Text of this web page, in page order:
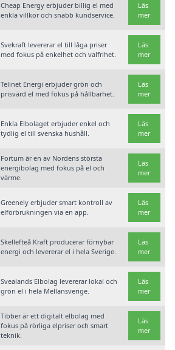
Cheap Energy erbjuder billig el med
enkla villkor och snabb kundservice.
Läs
mer
Svekraft levererar el till låga priser
med fokus på enkelhet och valfrihet.
Läs
mer
Telinet Energi erbjuder grön och
prisvärd el med fokus på hållbarhet.
Läs
mer
Enkla Elbolaget erbjuder enkel och
tydlig el till svenska hushåll.
Läs
mer
Fortum är en av Nordens största
energibolag med fokus på el och
värme.
Läs
mer
Greenely erbjuder smart kontroll av
elförbrukningen via en app.
Läs
mer
Skellefteå Kraft producerar förnybar
energi och levererar el i hela Sverige.
Läs
mer
Svealands Elbolag levererar lokal och
grön el i hela Mellansverige.
Läs
mer
Tibber är ett digitalt elbolag med
fokus på rörliga elpriser och smart
teknik.
Läs
mer